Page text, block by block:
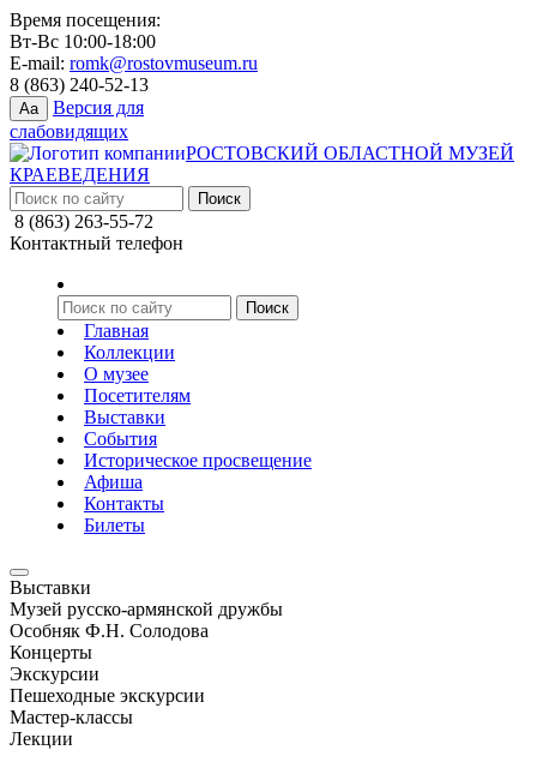
Время посещения:
Вт-Вс 10:00-18:00
E-mail: romk@rostovmuseum.ru
8 (863) 240-52-13
Aa
Версия для
слабовидящих
РОСТОВСКИЙ ОБЛАСТНОЙ МУЗЕЙ
КРАЕВЕДЕНИЯ
8 (863) 263-55-72
Контактный телефон
Главная
Коллекции
О музее
Посетителям
Выставки
События
Историческое просвещение
Афиша
Контакты
Билеты
Выставки
Музей русско-армянской дружбы
Особняк Ф.Н. Солодова
Концерты
Экскурсии
Пешеходные экскурсии
Мастер-классы
Лекции